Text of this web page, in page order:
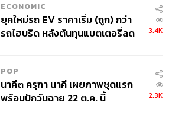
พบจะช่วยให้นักวิจัยสามารถค้นหา
งกระบวนการเร่งปฏิกิริยาการตรึง
ด้อย่างแม่นยำ จากนั้นนักวิจัยจะใช้
บจำลองการคาดการณ์ และระบุ
นเพียงเล็กน้อยเมื่อเทียบกับปัจจุบัน
ECONOMIC
ยุคใหม่รถ EV ราคาเริ่ม (ถูก) กว่า
รถไฮบริด หลังต้นทุนแบตเตอรี่ลด
3.4K
POP
นาคี๓ ครุฑา นาคี เผยภาพชุดแรก
พร้อมปักวันฉาย 22 ต.ค. นี้
2.3K